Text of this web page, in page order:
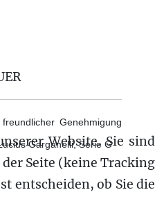
Genehmigung
Garganelli, Serie G
Website. Sie sind
Seite (keine Tracking
entscheiden, ob Sie die